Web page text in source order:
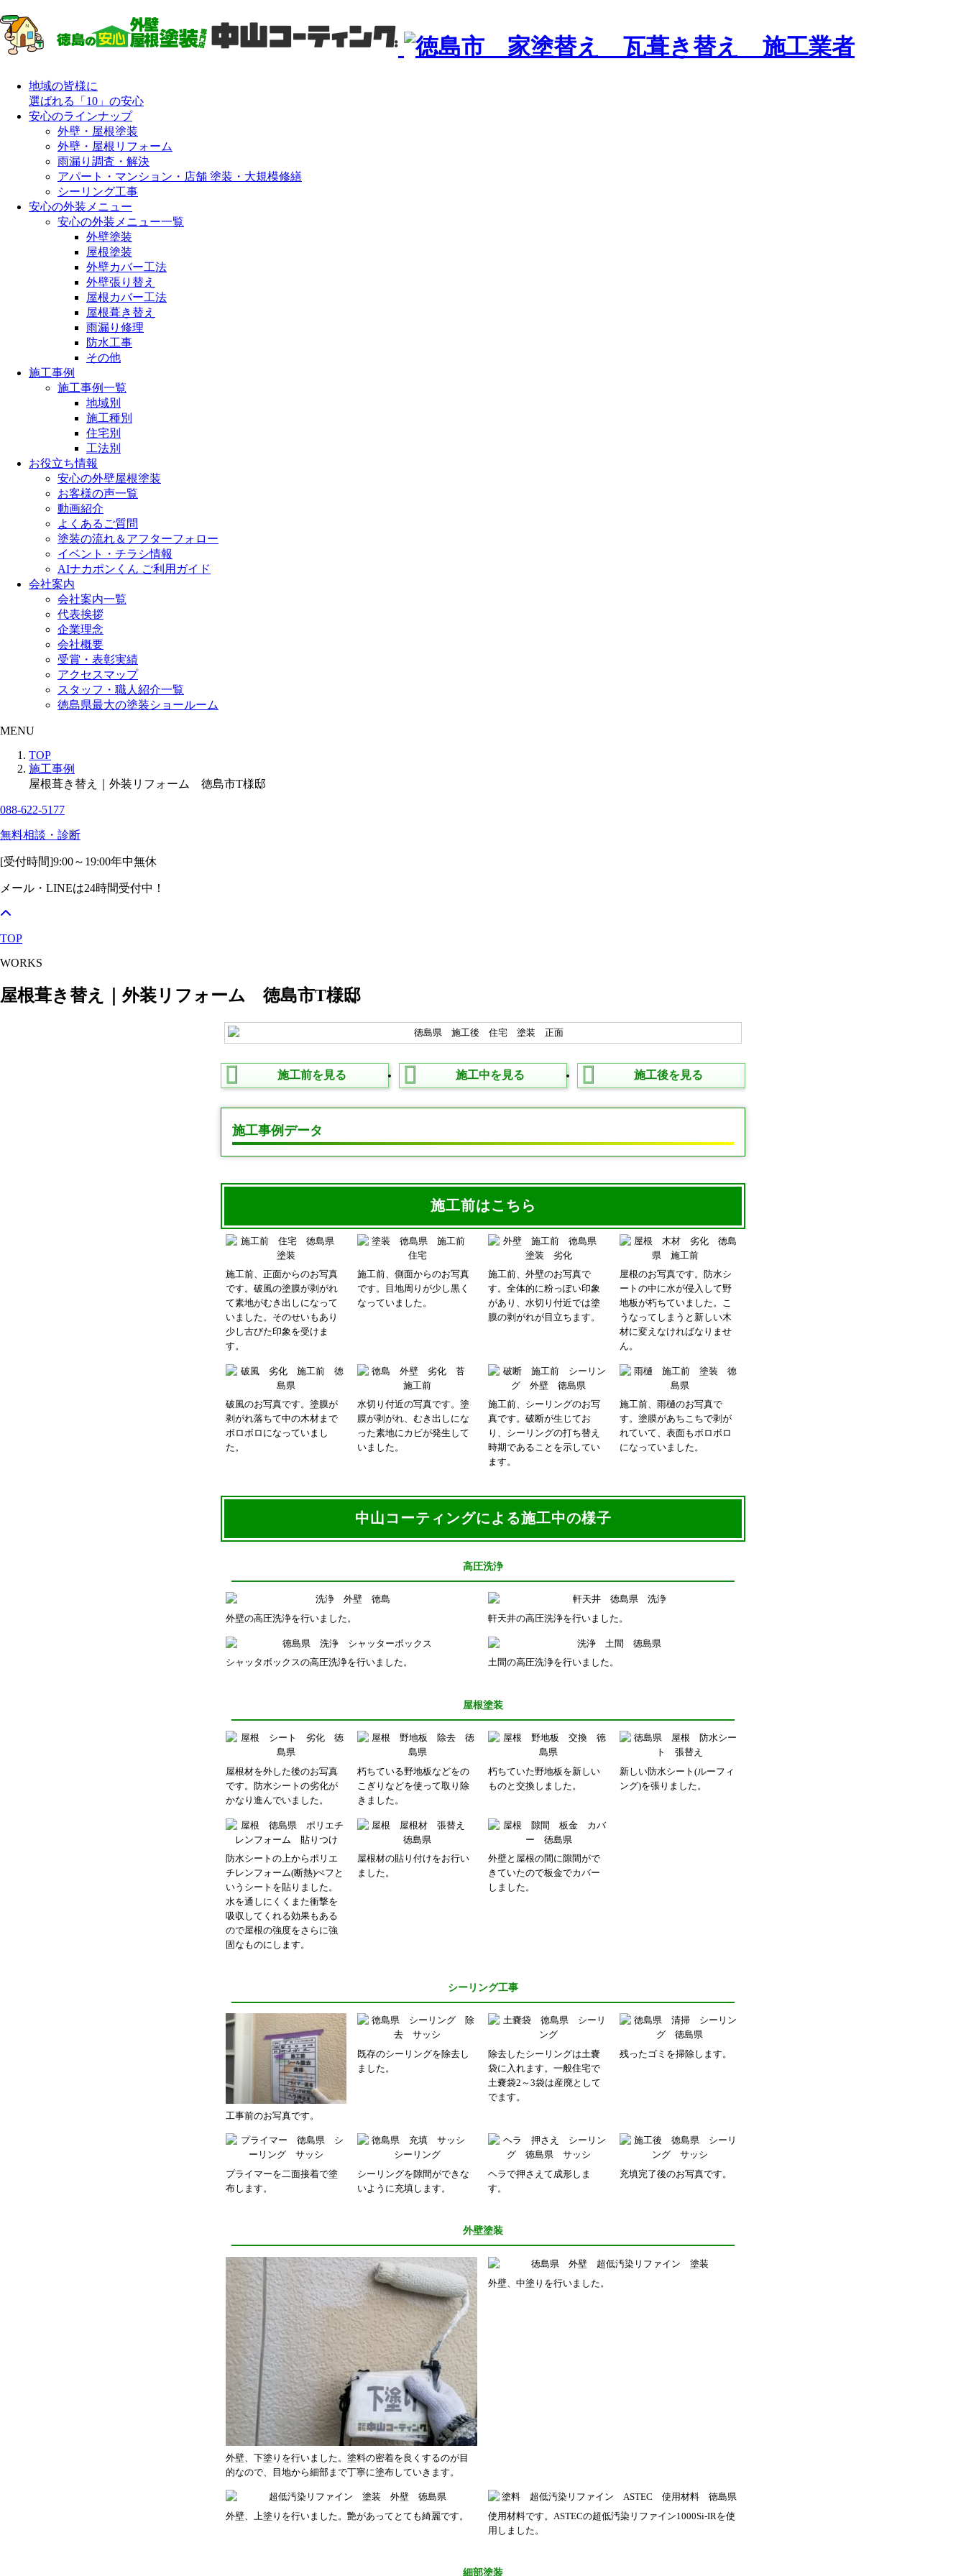
地域の皆様に
選ばれる「10」の安心
安心のラインナップ
外壁・屋根塗装
外壁・屋根リフォーム
雨漏り調査・解決
アパート・マンション・店舗 塗装・大規模修繕
シーリング工事
安心の外装メニュー
安心の外装メニュー一覧
外壁塗装
屋根塗装
外壁カバー工法
外壁張り替え
屋根カバー工法
屋根葺き替え
雨漏り修理
防水工事
その他
施工事例
施工事例一覧
地域別
施工種別
住宅別
工法別
お役立ち情報
安心の外壁屋根塗装
お客様の声一覧
動画紹介
よくあるご質問
塗装の流れ＆アフターフォロー
イベント・チラシ情報
AIナカポンくん ご利用ガイド
会社案内
会社案内一覧
代表挨拶
企業理念
会社概要
受賞・表彰実績
アクセスマップ
スタッフ・職人紹介一覧
徳島県最大の塗装ショールーム
MENU
TOP
施工事例
屋根葺き替え｜外装リフォーム 徳島市T様邸
088-622-5177
無料相談・診断
[受付時間]9:00～19:00年中無休
メール・LINEは24時間受付中！
TOP
WORKS
屋根葺き替え｜外装リフォーム 徳島市T様邸
施工前を見る 施工中を見る 施工後を見る
施工事例データ
施工前はこちら
施工前、正面からのお写真
です。破風の塗膜が剥がれ
て素地がむき出しになって
いました。そのせいもあり
少し古びた印象を受けま
す。
施工前、側面からのお写真
です。目地周りが少し黒く
なっていました。
施工前、外壁のお写真で
す。全体的に粉っぽい印象
があり、水切り付近では塗
膜の剥がれが目立ちます。
屋根のお写真です。防水シ
ートの中に水が侵入して野
地板が朽ちていました。こ
うなってしまうと新しい木
材に変えなければなりませ
ん。
破風のお写真です。塗膜が
剥がれ落ちて中の木材まで
ボロボロになっていまし
た。
水切り付近の写真です。塗
膜が剥がれ、むき出しにな
った素地にカビが発生して
いました。
施工前、シーリングのお写
真です。破断が生じてお
り、シーリングの打ち替え
時期であることを示してい
ます。
施工前、雨樋のお写真で
す。塗膜があちこちで剥が
れていて、表面もボロボロ
になっていました。
中山コーティングによる施工中の様子
高圧洗浄
外壁の高圧洗浄を行いました。 軒天井の高圧洗浄を行いました。
シャッタボックスの高圧洗浄を行いました。 土間の高圧洗浄を行いました。
屋根塗装
屋根材を外した後のお写真
です。防水シートの劣化が
かなり進んでいました。
朽ちている野地板などをの
こぎりなどを使って取り除
きました。
朽ちていた野地板を新しい
ものと交換しました。
新しい防水シート(ルーフィ
ング)を張りました。
防水シートの上からポリエ
チレンフォーム(断熱)ぺフと
いうシートを貼りました。
水を通しにくくまた衝撃を
吸収してくれる効果もある
ので屋根の強度をさらに強
固なものにします。
屋根材の貼り付けをお行い
ました。
外壁と屋根の間に隙間がで
きていたので板金でカバー
しました。
シーリング工事
工事前のお写真です。
既存のシーリングを除去し
ました。
除去したシーリングは土嚢
袋に入れます。一般住宅で
土嚢袋2～3袋は産廃として
でます。
残ったゴミを掃除します。
プライマーを二面接着で塗
布します。
シーリングを隙間ができな
いように充填します。
ヘラで押さえて成形しま
す。
充填完了後のお写真です。
外壁塗装
外壁、下塗りを行いました。塗料の密着を良くするのが目
的なので、目地から細部まで丁寧に塗布していきます。
外壁、中塗りを行いました。
外壁、上塗りを行いました。艶があってとても綺麗です。
使用材料です。ASTECの超低汚染リファイン1000Si-IRを使
用しました。
細部塗装